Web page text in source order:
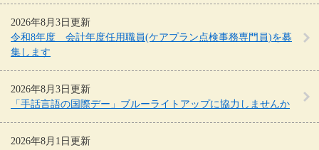
2026年8月3日更新
令和8年度 会計年度任用職員(ケアプラン点検事務専門員)を募
集します
2026年8月3日更新
「手話言語の国際デー」ブルーライトアップに協力しませんか
2026年8月1日更新